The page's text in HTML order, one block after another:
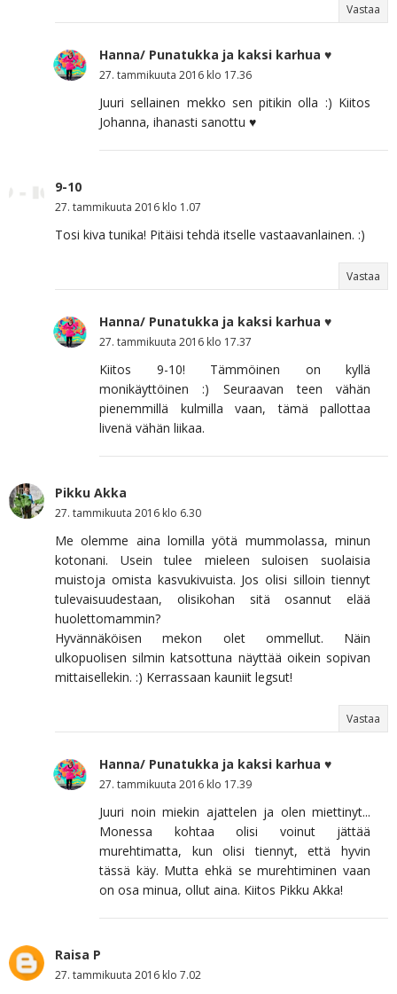
Vastaa
Hanna/ Punatukka ja kaksi karhua ♥
27. tammikuuta 2016 klo 17.36
Juuri sellainen mekko sen pitikin olla :) Kiitos
Johanna, ihanasti sanottu ♥
9-10
27. tammikuuta 2016 klo 1.07
Tosi kiva tunika! Pitäisi tehdä itselle vastaavanlainen. :)
Vastaa
Hanna/ Punatukka ja kaksi karhua ♥
27. tammikuuta 2016 klo 17.37
Kiitos 9-10! Tämmöinen on kyllä
monikäyttöinen :) Seuraavan teen vähän
pienemmillä kulmilla vaan, tämä pallottaa
livenä vähän liikaa.
Pikku Akka
27. tammikuuta 2016 klo 6.30
Me olemme aina lomilla yötä mummolassa, minun
kotonani. Usein tulee mieleen suloisen suolaisia
muistoja omista kasvukivuista. Jos olisi silloin tiennyt
tulevaisuudestaan, olisikohan sitä osannut elää
huolettomammin?
Hyvännäköisen mekon olet ommellut. Näin
ulkopuolisen silmin katsottuna näyttää oikein sopivan
mittaisellekin. :) Kerrassaan kauniit legsut!
Vastaa
Hanna/ Punatukka ja kaksi karhua ♥
27. tammikuuta 2016 klo 17.39
Juuri noin miekin ajattelen ja olen miettinyt...
Monessa kohtaa olisi voinut jättää
murehtimatta, kun olisi tiennyt, että hyvin
tässä käy. Mutta ehkä se murehtiminen vaan
on osa minua, ollut aina. Kiitos Pikku Akka!
Raisa P
27. tammikuuta 2016 klo 7.02